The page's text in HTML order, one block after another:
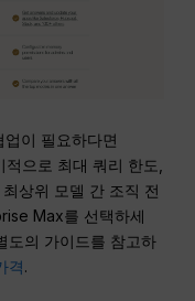
이 필요하다면
으로 최대 쿼리 한도,
상위 모델 간 조직 전
Max를 선택하세
도의 가이드를 참고하
격.